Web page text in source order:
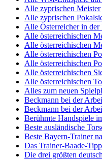
Alle zyprischen Meister
Alle zyprischen
Alle Österreicher in der
Alle österreichischen
Alle österreichischen
Alle österreichischen
Alle österreichischen
Alle österreichischen
Alle österreichischen
Alles zum neuen
Beckmann bei der
Beckmann bei der
Berühmte Handspiele
Beste ausländische
Beste Bayern-Trainer
Das Trainer-Baade-
Die drei größten